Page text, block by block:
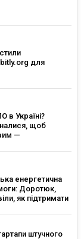
для
в Україні?
щоб
—
енергетична
Доротюк,
як підтримати
штучного